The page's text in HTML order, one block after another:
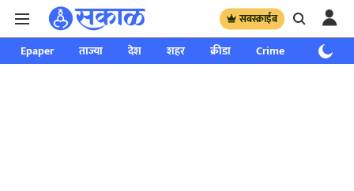
सबस्क्राईब
Epaper ताज्या देश शहर क्रीडा Crime साप्ताहिक